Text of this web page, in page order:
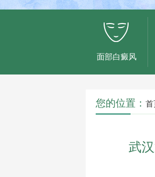
面部白癜风
您的位置： 首
武